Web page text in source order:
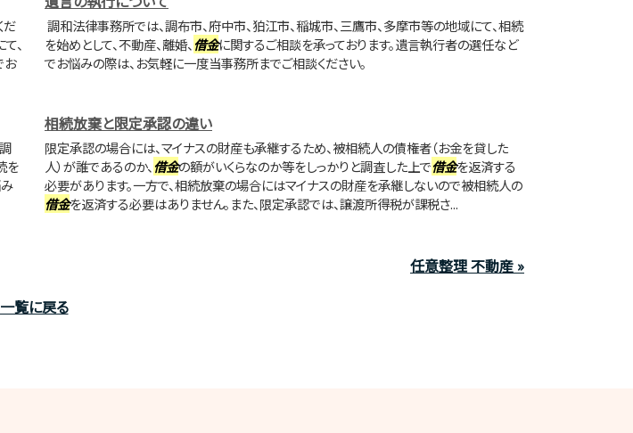
だ
、
お
調和法律事務所では、調布市、府中市、狛江市、稲城市、三鷹市、多摩市等の地域にて、相続
を始めとして、不動産、離婚、借金に関するご相談を承っております。遺言執行者の選任など
でお悩みの際は、お気軽に一度当事務所までご相談ください。
を
相続放棄と限定承認の違い
限定承認の場合には、マイナスの財産も承継するため、被相続人の債権者（お金を貸した
人）が誰であるのか、借金の額がいくらなのか等をしっかりと調査した上で借金を返済する
必要があります。一方で、相続放棄の場合にはマイナスの財産を承継しないので被相続人の
借金を返済する必要はありません。また、限定承認では、譲渡所得税が課税さ...
任意整理 不動産 »
一覧に戻る